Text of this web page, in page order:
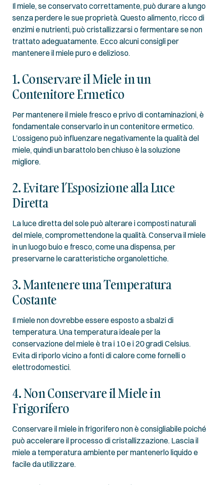
Il miele, se conservato correttamente, può durare a lungo
senza perdere le sue proprietà. Questo alimento, ricco di
enzimi e nutrienti, può cristallizzarsi o fermentare se non
trattato adeguatamente. Ecco alcuni consigli per
mantenere il miele puro e delizioso.
1. Conservare il Miele in un
Contenitore Ermetico
Per mantenere il miele fresco e privo di contaminazioni, è
fondamentale conservarlo in un contenitore ermetico.
L’ossigeno può influenzare negativamente la qualità del
miele, quindi un barattolo ben chiuso è la soluzione
migliore.
2. Evitare l’Esposizione alla Luce
Diretta
La luce diretta del sole può alterare i composti naturali
del miele, compromettendone la qualità. Conserva il miele
in un luogo buio e fresco, come una dispensa, per
preservarne le caratteristiche organolettiche.
3. Mantenere una Temperatura
Costante
Il miele non dovrebbe essere esposto a sbalzi di
temperatura. Una temperatura ideale per la
conservazione del miele è tra i 10 e i 20 gradi Celsius.
Evita di riporlo vicino a fonti di calore come fornelli o
elettrodomestici.
4. Non Conservare il Miele in
Frigorifero
Conservare il miele in frigorifero non è consigliabile poiché
può accelerare il processo di cristallizzazione. Lascia il
miele a temperatura ambiente per mantenerlo liquido e
facile da utilizzare.